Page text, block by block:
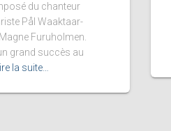
du chanteur
Pål Waaktaar-
Furuholmen.
grand succès au
Lire la suite…